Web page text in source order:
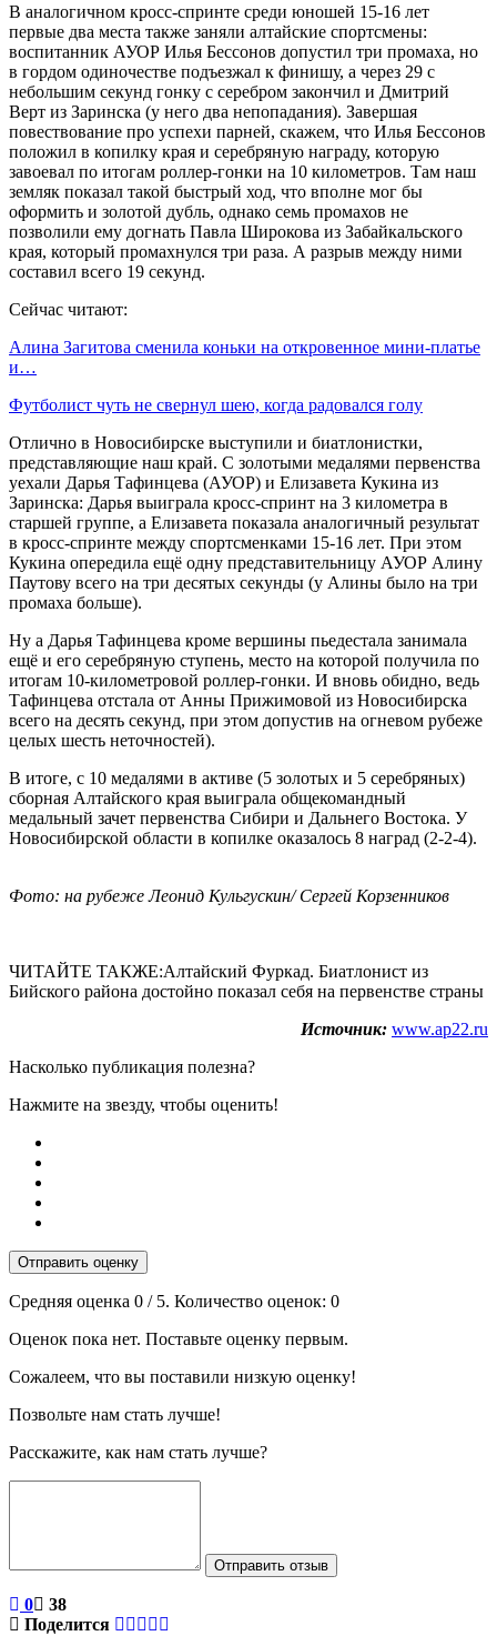
В аналогичном кросс-спринте среди юношей 15-16 лет
первые два места также заняли алтайские спортсмены:
воспитанник АУОР Илья Бессонов допустил три промаха, но
в гордом одиночестве подъезжал к финишу, а через 29 с
небольшим секунд гонку с серебром закончил и Дмитрий
Верт из Заринска (у него два непопадания). Завершая
повествование про успехи парней, скажем, что Илья Бессонов
положил в копилку края и серебряную награду, которую
завоевал по итогам роллер-гонки на 10 километров. Там наш
земляк показал такой быстрый ход, что вполне мог бы
оформить и золотой дубль, однако семь промахов не
позволили ему догнать Павла Широкова из Забайкальского
края, который промахнулся три раза. А разрыв между ними
составил всего 19 секунд.
Сейчас читают:
Алина Загитова сменила коньки на откровенное мини-платье
и…
Футболист чуть не свернул шею, когда радовался голу
Отлично в Новосибирске выступили и биатлонистки,
представляющие наш край. С золотыми медалями первенства
уехали Дарья Тафинцева (АУОР) и Елизавета Кукина из
Заринска: Дарья выиграла кросс-спринт на 3 километра в
старшей группе, а Елизавета показала аналогичный результат
в кросс-спринте между спортсменками 15-16 лет. При этом
Кукина опередила ещё одну представительницу АУОР Алину
Паутову всего на три десятых секунды (у Алины было на три
промаха больше).
Ну а Дарья Тафинцева кроме вершины пьедестала занимала
ещё и его серебряную ступень, место на которой получила по
итогам 10-километровой роллер-гонки. И вновь обидно, ведь
Тафинцева отстала от Анны Прижимовой из Новосибирска
всего на десять секунд, при этом допустив на огневом рубеже
целых шесть неточностей).
В итоге, с 10 медалями в активе (5 золотых и 5 серебряных)
сборная Алтайского края выиграла общекомандный
медальный зачет первенства Сибири и Дальнего Востока. У
Новосибирской области в копилке оказалось 8 наград (2-2-4).
Фото: на рубеже Леонид Кульгускин/ Сергей Корзенников
ЧИТАЙТЕ ТАКЖЕ:Алтайский Фуркад. Биатлонист из
Бийского района достойно показал себя на первенстве страны
Источник: www.ap22.ru
Насколько публикация полезна?
Нажмите на звезду, чтобы оценить!
Отправить оценку
Средняя оценка 0 / 5. Количество оценок: 0
Оценок пока нет. Поставьте оценку первым.
Сожалеем, что вы поставили низкую оценку!
Позвольте нам стать лучше!
Расскажите, как нам стать лучше?
Отправить отзыв
0
38
Поделится